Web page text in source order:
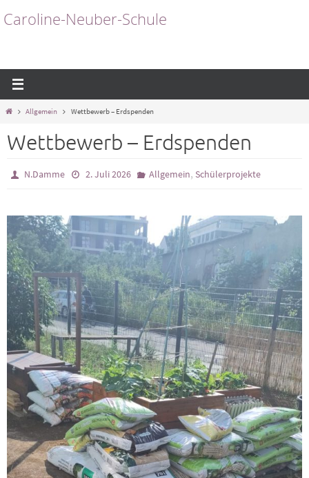
Inhalt
Caroline-Neuber-Schule
StartAllgemein Wettbewerb – Erdspenden
Wettbewerb – Erdspenden
N.Damme 2. Juli 2026 Allgemein, Schülerprojekte